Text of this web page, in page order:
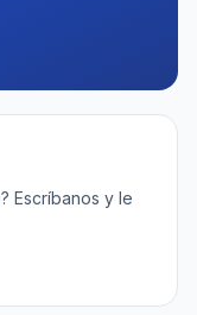
Escríbanos y le